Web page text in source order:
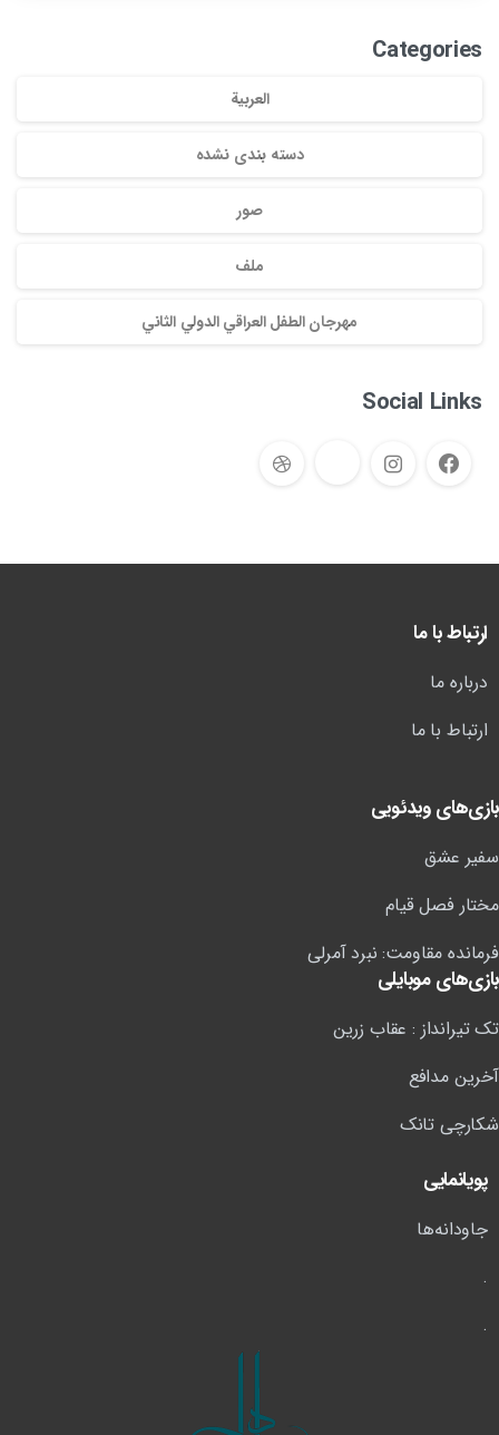
Categories
العربية
دسته بندی نشده
صور
ملف
مهرجان الطفل العراقي الدولي الثاني
Social Links
ارتباط با ما
درباره ما
ارتباط با ما
بازی‌های ویدئویی
سفیر عشق
مختار فصل قیام
فرمانده مقاومت: نبرد آمرلی
بازی‌های موبایلی
تک تیرانداز : عقاب زرین
آخرین مدافع
شکارچی تانک
پویانمایی
جاودانه‌ها
.
.